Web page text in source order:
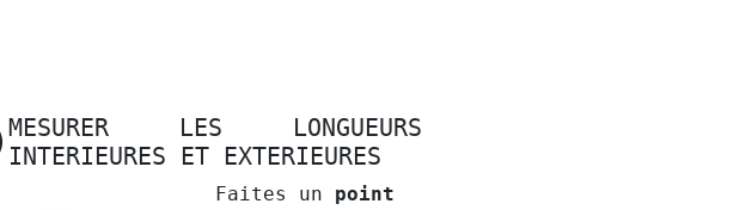
MESURER LES LONGUEURS
INTERIEURES ET EXTERIEURES
Faites un point